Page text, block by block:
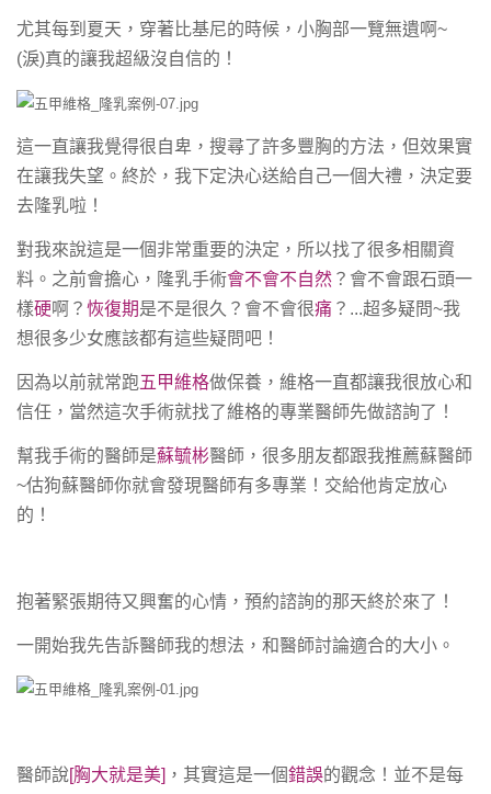
尤其每到夏天，穿著比基尼的時候，小胸部一覽無遺啊~
(淚)真的讓我超級沒自信的！
這一直讓我覺得很自卑，搜尋了許多豐胸的方法，但效果實
在讓我失望。終於，我下定決心送給自己一個大禮，決定要
去隆乳啦！
對我來說這是一個非常重要的決定，所以找了很多相關資
料。 之前會擔心，隆乳手術會不會不自然 ？會不會跟石頭一
樣硬啊？ 恢復期是不是很久？會不會很痛 ？...超多疑問~我
想很多少女應該都有這些疑問吧！
因為以前就常跑五甲維格做保養，維格一直都讓我很放心和
信任，當然這次手術就找了維格的專業醫師先做諮詢了！
幫我手術的醫師是蘇毓彬醫師，很多朋友都跟我推薦蘇醫師
~估狗蘇醫師你就會發現醫師有多專業！交給他肯定放心
的！
抱著緊張期待又興奮的心情，預約諮詢的那天終於來了！
一開始我先告訴醫師我的想法，和醫師討論適合的大小。
醫師說[胸大就是美] ，其實這是一個錯誤的觀念！並不是每